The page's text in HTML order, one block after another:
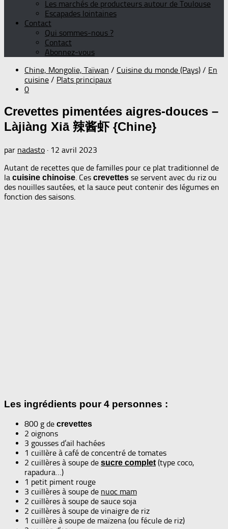
Les marchés de producteurs autour de Toulouse
Escapades lointaines
Contact
Qui sommes-nous ?
Contact
Abonnez-vous
Chine, Mongolie, Taïwan / Cuisine du monde (Pays) / En
cuisine / Plats principaux
0
Crevettes pimentées aigres-douces –
Làjiàng Xiā 辣酱虾 {Chine}
par nadasto · 12 avril 2023
Autant de recettes que de familles pour ce plat traditionnel de
la cuisine chinoise. Ces crevettes se servent avec du riz ou
des nouilles sautées, et la sauce peut contenir des légumes en
fonction des saisons.
Les ingrédients pour 4 personnes :
800 g de crevettes
2 oignons
3 gousses d’ail hachées
1 cuillère à café de concentré de tomates
2 cuillères à soupe de sucre complet(type coco,
rapadura…)
1 petit piment rouge
3 cuillères à soupe de nuoc mam
2 cuillères à soupe de sauce soja
2 cuillères à soupe de vinaigre de riz
1 cuillère à soupe de maïzena (ou fécule de riz)